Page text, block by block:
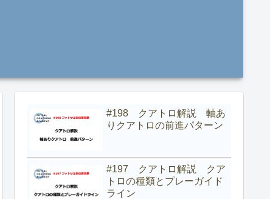
#198 クアトロ解説 軸あ
りクアトロの前進パターン
#197 クアトロ解説 クア
トロの種類とプレーガイド
ライン